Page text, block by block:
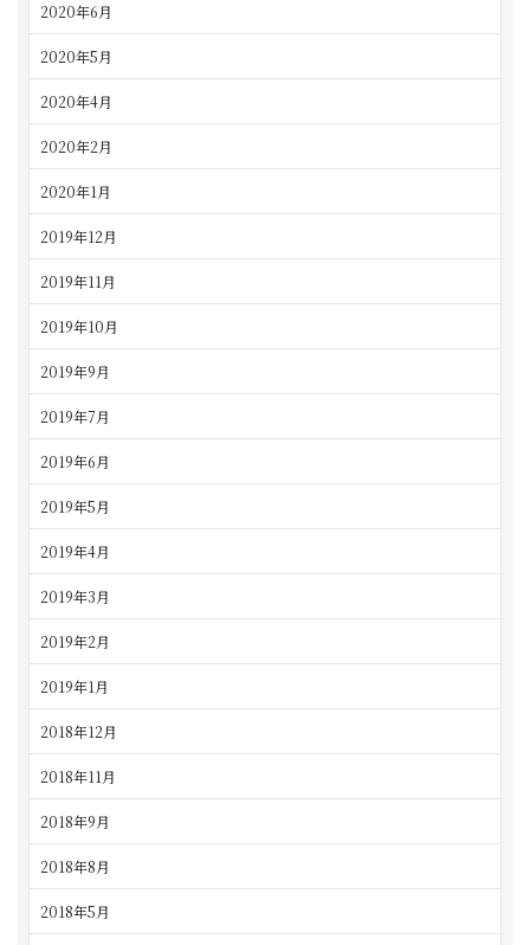
2020年6月
2020年5月
2020年4月
2020年2月
2020年1月
2019年12月
2019年11月
2019年10月
2019年9月
2019年7月
2019年6月
2019年5月
2019年4月
2019年3月
2019年2月
2019年1月
2018年12月
2018年11月
2018年9月
2018年8月
2018年5月